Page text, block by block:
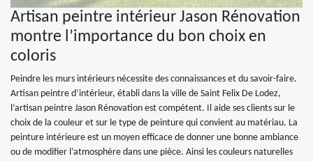
Artisan peintre intérieur Jason Rénovation
montre l’importance du bon choix en
coloris
Peindre les murs intérieurs nécessite des connaissances et du savoir-faire.
Artisan peintre d’intérieur, établi dans la ville de Saint Felix De Lodez,
l’artisan peintre Jason Rénovation est compétent. Il aide ses clients sur le
choix de la couleur et sur le type de peinture qui convient au matériau. La
peinture intérieure est un moyen efficace de donner une bonne ambiance
ou de modifier l’atmosphère dans une pièce. Ainsi les couleurs naturelles